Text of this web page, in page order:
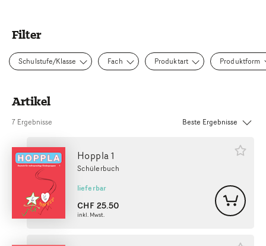
Filter
Schulstufe/Klasse Fach Produktart Produktform
Artikel
7 Ergebnisse
Hoppla 1
Schülerbuch
lieferbar
CHF25.50
inkl. Mwst.